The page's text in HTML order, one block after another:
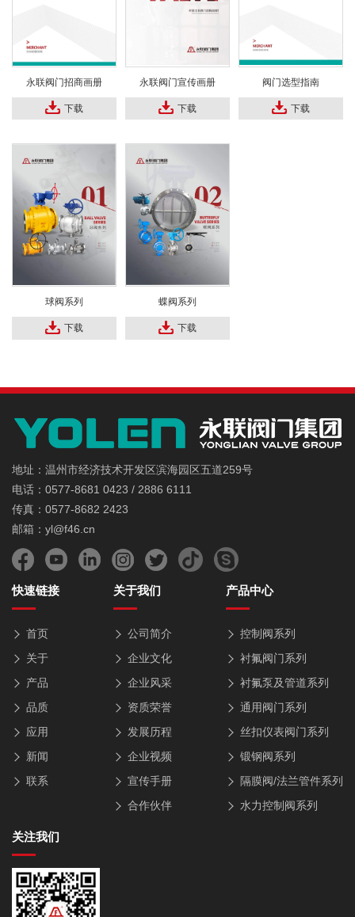
永联阀门招商画册
下载
永联阀门宣传画册
下载
阀门选型指南
下载
球阀系列
下载
蝶阀系列
下载
地址：温州市经济技术开发区滨海园区五道259号
电话：0577-8681 0423 / 2886 6111
传真：0577-8682 2423
邮箱：yl@f46.cn
快速链接
首页
关于
产品
品质
应用
新闻
联系
关于我们
公司简介
企业文化
企业风采
资质荣誉
发展历程
企业视频
宣传手册
合作伙伴
产品中心
控制阀系列
衬氟阀门系列
衬氟泵及管道系列
通用阀门系列
丝扣仪表阀门系列
锻钢阀系列
隔膜阀/法兰管件系列
水力控制阀系列
关注我们